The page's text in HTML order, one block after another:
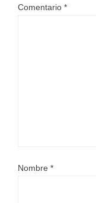
Comentario *
Nombre *